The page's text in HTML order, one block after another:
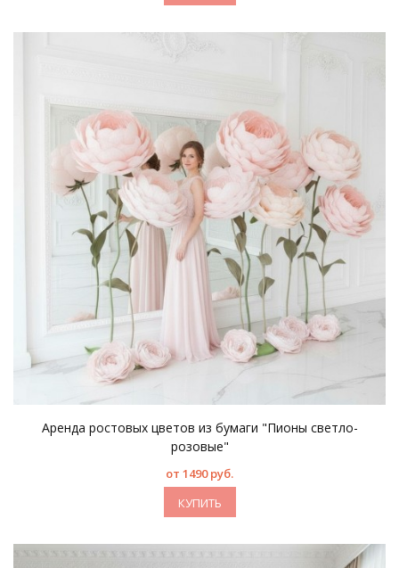
Аренда ростовых цветов из бумаги "Пионы светло-
розовые"
от 1490 руб.
КУПИТЬ